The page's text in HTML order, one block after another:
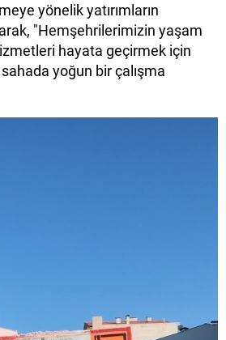
yönelik yatırımların
"Hemşehrilerimizin yaşam
hayata geçirmek için
yoğun bir çalışma